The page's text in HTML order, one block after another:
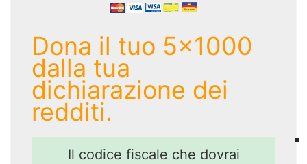
Dona il tuo 5x1000
dalla tua
dichiarazione dei
redditi.
Il codice fiscale che dovrai